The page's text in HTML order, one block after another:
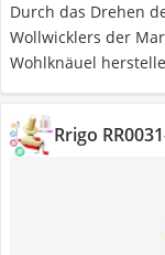
Durch das Drehen
Wollwicklers der
Wohlknäuel
Rrigo